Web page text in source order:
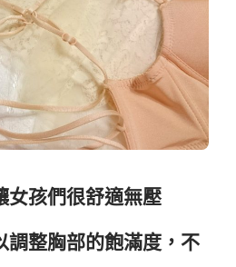
女孩們很舒適無壓
調整胸部的飽滿度，不